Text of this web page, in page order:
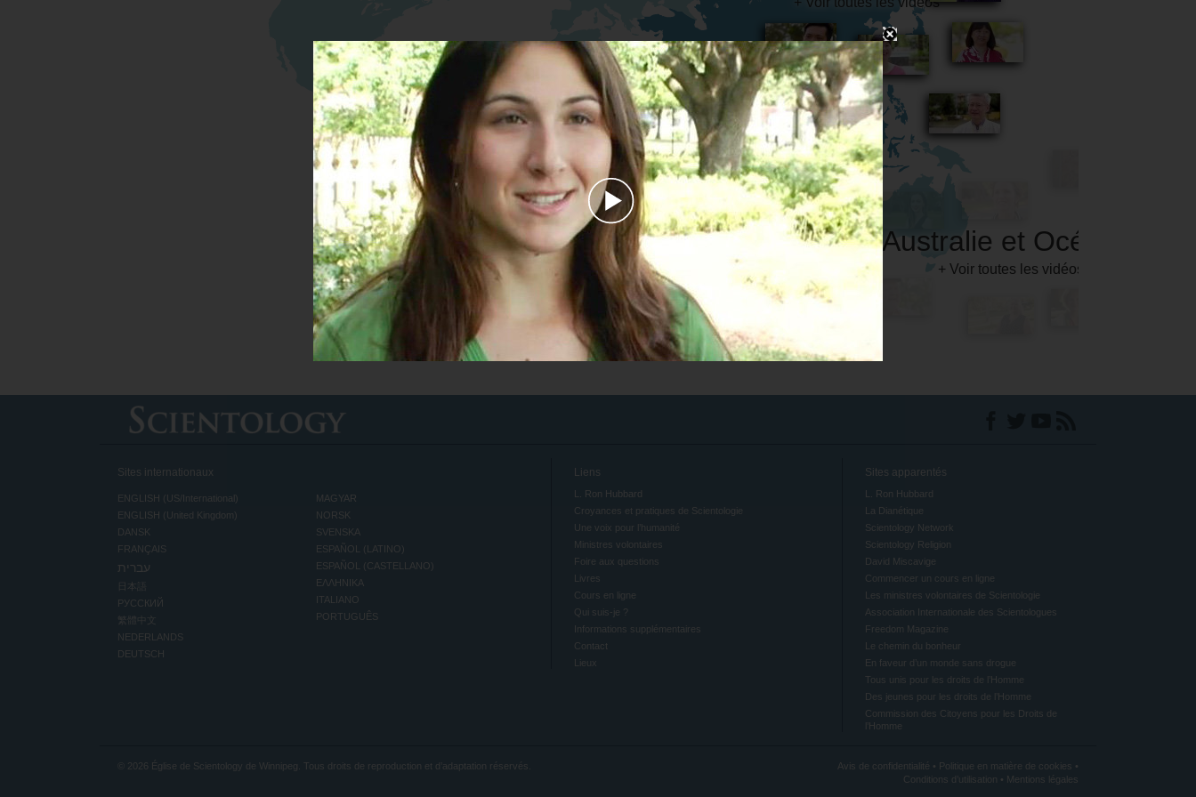
Play
Video
Australie et Océanie
+ Voir toutes les vidéos
Sites internationaux
ENGLISH (US/International)
ENGLISH (United Kingdom)
DANSK
FRANÇAIS
עברית
日本語
РУССКИЙ
繁體中文
NEDERLANDS
DEUTSCH
MAGYAR
NORSK
SVENSKA
ESPAÑOL (LATINO)
ESPAÑOL (CASTELLANO)
ΕΛΛΗΝΙΚA
ITALIANO
PORTUGUÊS
Liens
L. Ron Hubbard
Croyances et pratiques de Scientologie
Une voix pour l’humanité
Ministres volontaires
Foire aux questions
Livres
Cours en ligne
Qui suis-je ?
Informations supplémentaires
Contact
Lieux
Sites apparentés
L. Ron Hubbard
La Dianétique
Scientology Network
Scientology Religion
David Miscavige
Commencer un cours en ligne
Les ministres volontaires de Scientologie
Association Internationale des Scientologues
Freedom Magazine
Le chemin du bonheur
En faveur d’un monde sans drogue
Tous unis pour les droits de l’Homme
Des jeunes pour les droits de l’Homme
Commission des Citoyens pour les Droits de
l’Homme
© 2026 Église de Scientology de Winnipeg. Tous droits de reproduction et d’adaptation réservés. Avis de confidentialité • Politique en matière de cookies •
Conditions d’utilisation
• Mentions légales